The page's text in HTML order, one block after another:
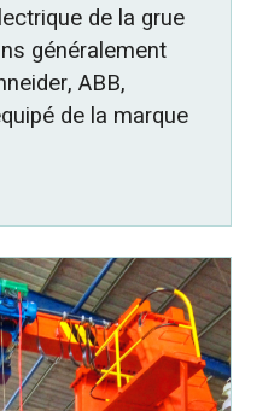
de la grue
généralement
ABB,
de la marque